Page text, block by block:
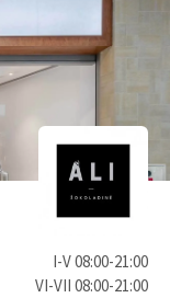
I-V 08:00-21:00
VI-VII 08:00-21:00